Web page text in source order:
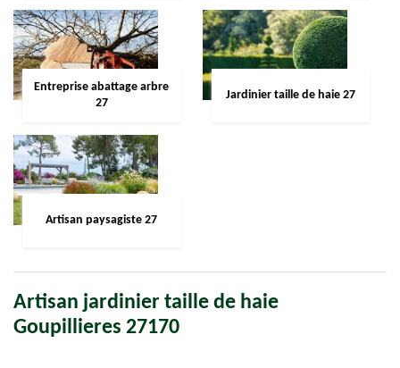
Entreprise abattage arbre
27
Jardinier taille de haie 27
Artisan paysagiste 27
Artisan jardinier taille de haie
Goupillieres 27170